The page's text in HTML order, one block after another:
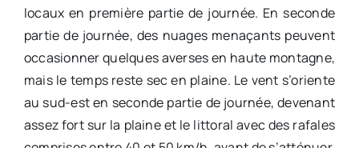
locaux en première partie de journée. En seconde
partie de journée, des nuages menaçants peuvent
occasionner quelques averses en haute montagne,
mais le temps reste sec en plaine. Le vent s’oriente
au sud-est en seconde partie de journée, devenant
assez fort sur la plaine et le littoral avec des rafales